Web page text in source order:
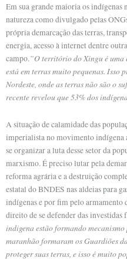
Em sua grande maioria os indígenas
natureza como divulgado pelas
própria demarcação das terras,
energia, acesso à internet dentre
campo.”O território do Xingu é uma
está em terras muito pequenas. Isso
Nordeste, onde as terras não são o
recente revelou que 53% dos
A situação de calamidade das
imperialista no movimento indígena
se organizar a luta desse setor da
marxismo. É preciso lutar pela
reforma agrária e a destruição
estatal do BNDES nas aldeias para
indígenas e por fim pelo armamento
direito de se defender das investidas
indigena estão formando
maranhão formaram os Guardiões
proteger suas terras, e isso é muito